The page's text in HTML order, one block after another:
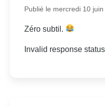
Publié le mercredi 10 juin
Zéro subtil.
Invalid response